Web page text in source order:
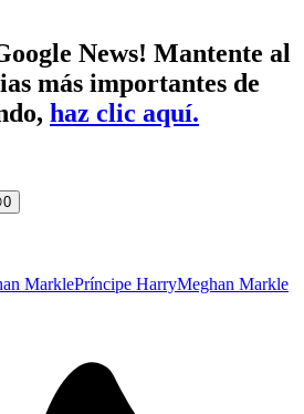
News! Mantente al
más importantes de
haz clic aquí.
0
MarklePríncipe HarryMeghan Markle